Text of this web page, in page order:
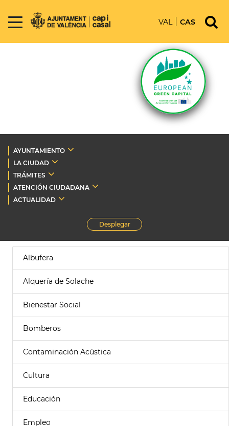
VAL CAS
AYUNTAMIENTO
LA CIUDAD
TRÁMITES
ATENCIÓN CIUDADANA
ACTUALIDAD
Desplegar
Albufera
Alquería de Solache
Bienestar Social
Bomberos
Contaminación Acústica
Cultura
Educación
Empleo